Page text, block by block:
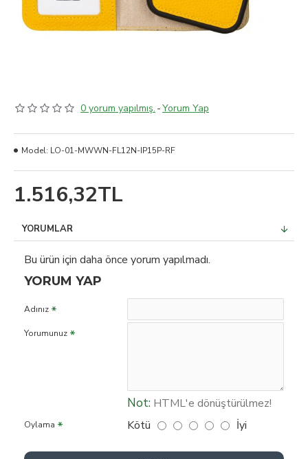
0 yorum yapılmış. -Yorum Yap
1.516,32TL
Model: LO-01-MWWN-FL12N-IP15P-RF
YORUMLAR
Bu ürün için daha önce yorum yapılmadı.
YORUM YAP
Adınız
Yorumunuz
Not: HTML'e dönüştürülmez!
Oylama Kötü İyi